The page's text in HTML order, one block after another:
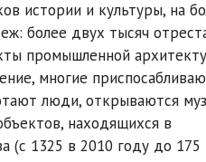
истории и культуры, на
более двух тысяч
промышленной
многие
люди, открываются
находящихся в
(с 1325 в 2010 году до